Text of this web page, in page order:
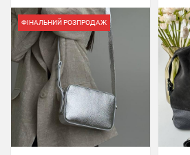
ФІНАЛЬНИЙ РОЗПРОДАЖ